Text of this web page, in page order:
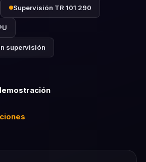
Supervisión TR 101 290
supervisión